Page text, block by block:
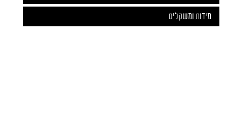
מידות ומשקלים